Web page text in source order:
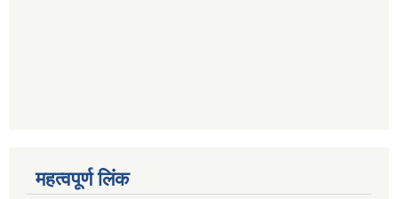
महत्वपूर्ण लिंक